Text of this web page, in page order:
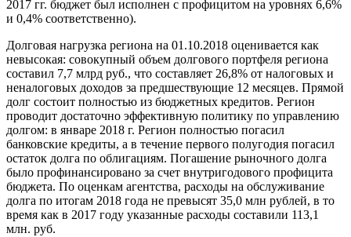
2017 гг. бюджет был исполнен с профицитом на уровнях 6,6%
и 0,4% соответственно).
Долговая нагрузка региона на 01.10.2018 оценивается как
невысокая: совокупный объем долгового портфеля региона
составил 7,7 млрд руб., что составляет 26,8% от налоговых и
неналоговых доходов за предшествующие 12 месяцев. Прямой
долг состоит полностью из бюджетных кредитов. Регион
проводит достаточно эффективную политику по управлению
долгом: в январе 2018 г. Регион полностью погасил
банковские кредиты, а в течение первого полугодия погасил
остаток долга по облигациям. Погашение рыночного долга
было профинансировано за счет внутригодового профицита
бюджета. По оценкам агентства, расходы на обслуживание
долга по итогам 2018 года не превысят 35,0 млн рублей, в то
время как в 2017 году указанные расходы составили 113,1
млн. руб.